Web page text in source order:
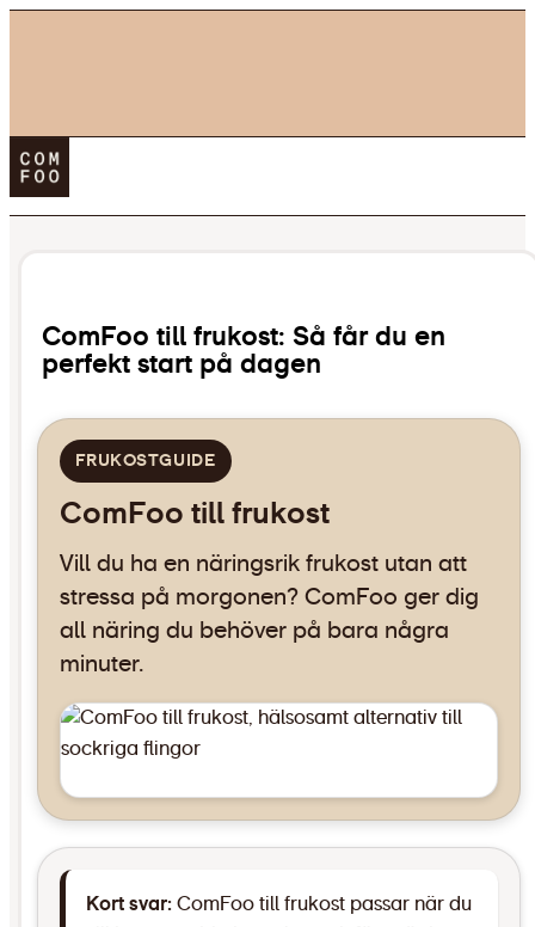
ComFoo till frukost: Så får du en
perfekt start på dagen
FRUKOSTGUIDE
ComFoo till frukost
Vill du ha en näringsrik frukost utan att
stressa på morgonen? ComFoo ger dig
all näring du behöver på bara några
minuter.
Kort svar: ComFoo till frukost passar när du